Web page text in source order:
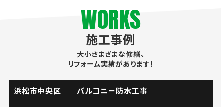
WORKS
施工事例
大小さまざまな修繕、
リフォーム実績があります！
掛川市 流し台水栓取替工事